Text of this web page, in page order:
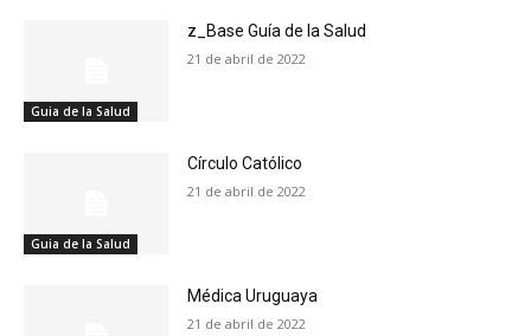
Guia de la Salud
z_Base Guía de la Salud
21 de abril de 2022
Guia de la Salud
Círculo Católico
21 de abril de 2022
Médica Uruguaya
21 de abril de 2022